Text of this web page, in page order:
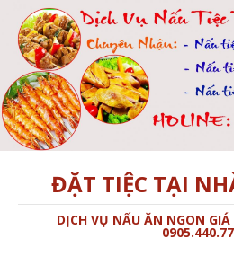
ĐẶT TIỆC TẠI
DỊCH VỤ NẤU ĂN NGON